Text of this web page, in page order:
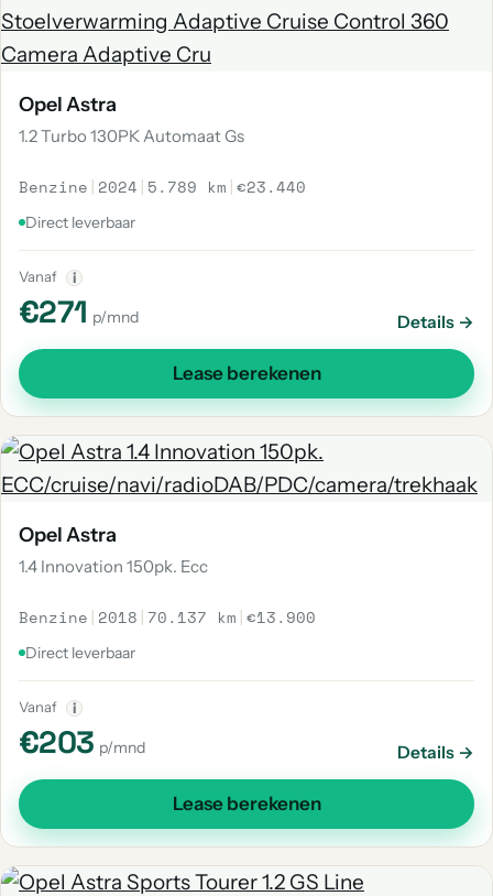
Opel Astra
1.2 Turbo 130PK Automaat Gs
Benzine | 2024 | 5.789 km |€23.440
Direct leverbaar
Vanaf i
€271 p/mnd Details →
Lease berekenen
Opel Astra
1.4 Innovation 150pk. Ecc
Benzine | 2018 | 70.137 km |€13.900
Direct leverbaar
Vanaf i
€203 p/mnd Details →
Lease berekenen